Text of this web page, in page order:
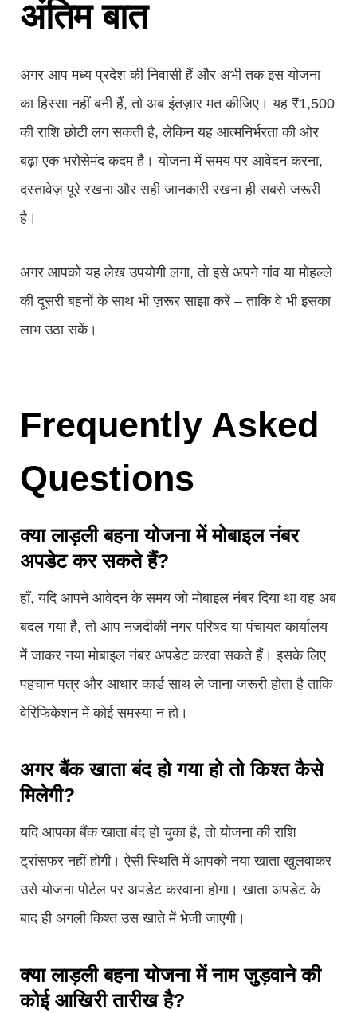
अंतिम बात
अगर आप मध्य प्रदेश की निवासी हैं और अभी तक इस योजना
का हिस्सा नहीं बनी हैं, तो अब इंतज़ार मत कीजिए। यह ₹1,500
की राशि छोटी लग सकती है, लेकिन यह आत्मनिर्भरता की ओर
बढ़ा एक भरोसेमंद कदम है। योजना में समय पर आवेदन करना,
दस्तावेज़ पूरे रखना और सही जानकारी रखना ही सबसे जरूरी
है।
अगर आपको यह लेख उपयोगी लगा, तो इसे अपने गांव या मोहल्ले
की दूसरी बहनों के साथ भी ज़रूर साझा करें – ताकि वे भी इसका
लाभ उठा सकें।
Frequently Asked
Questions
क्या लाड़ली बहना योजना में मोबाइल नंबर
अपडेट कर सकते हैं?
हाँ, यदि आपने आवेदन के समय जो मोबाइल नंबर दिया था वह अब
बदल गया है, तो आप नजदीकी नगर परिषद या पंचायत कार्यालय
में जाकर नया मोबाइल नंबर अपडेट करवा सकते हैं। इसके लिए
पहचान पत्र और आधार कार्ड साथ ले जाना जरूरी होता है ताकि
वेरिफिकेशन में कोई समस्या न हो।
अगर बैंक खाता बंद हो गया हो तो किश्त कैसे
मिलेगी?
यदि आपका बैंक खाता बंद हो चुका है, तो योजना की राशि
ट्रांसफर नहीं होगी। ऐसी स्थिति में आपको नया खाता खुलवाकर
उसे योजना पोर्टल पर अपडेट करवाना होगा। खाता अपडेट के
बाद ही अगली किश्त उस खाते में भेजी जाएगी।
क्या लाड़ली बहना योजना में नाम जुड़वाने की
कोई आखिरी तारीख है?